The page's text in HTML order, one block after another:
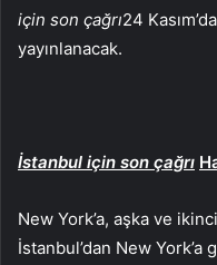
için son çağrı24
yayınlanacak.
İstanbul için son çağrı
New York’a, aşka ve
İstanbul’dan New